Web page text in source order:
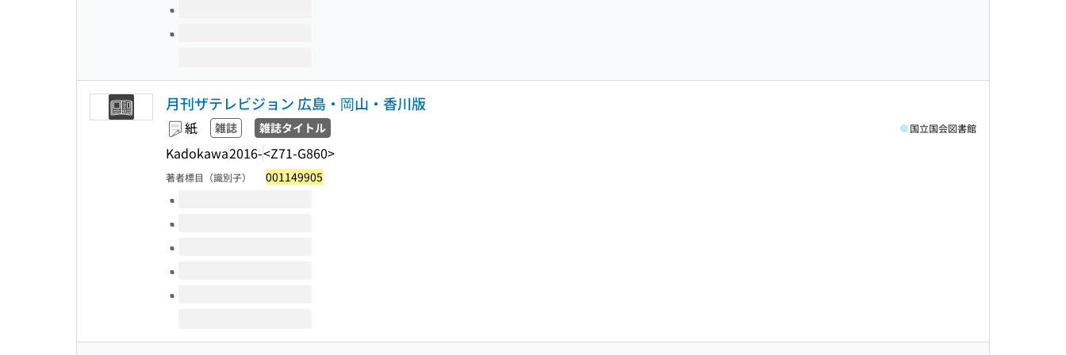
月刊ザテレビジョン 広島・岡山・香川版
紙 雑誌 雑誌タイトル
Kadokawa2016-<Z71-G860>
国立国会図書館
著者標目（識別子） 001149905
このタイトルの巻号